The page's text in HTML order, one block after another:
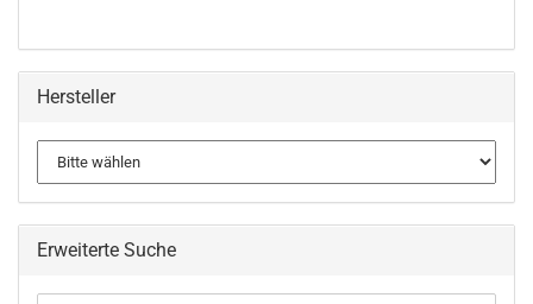
Hersteller
Erweiterte Suche